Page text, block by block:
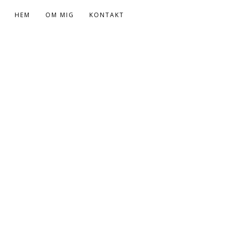
HEM OM MIG KONTAKT